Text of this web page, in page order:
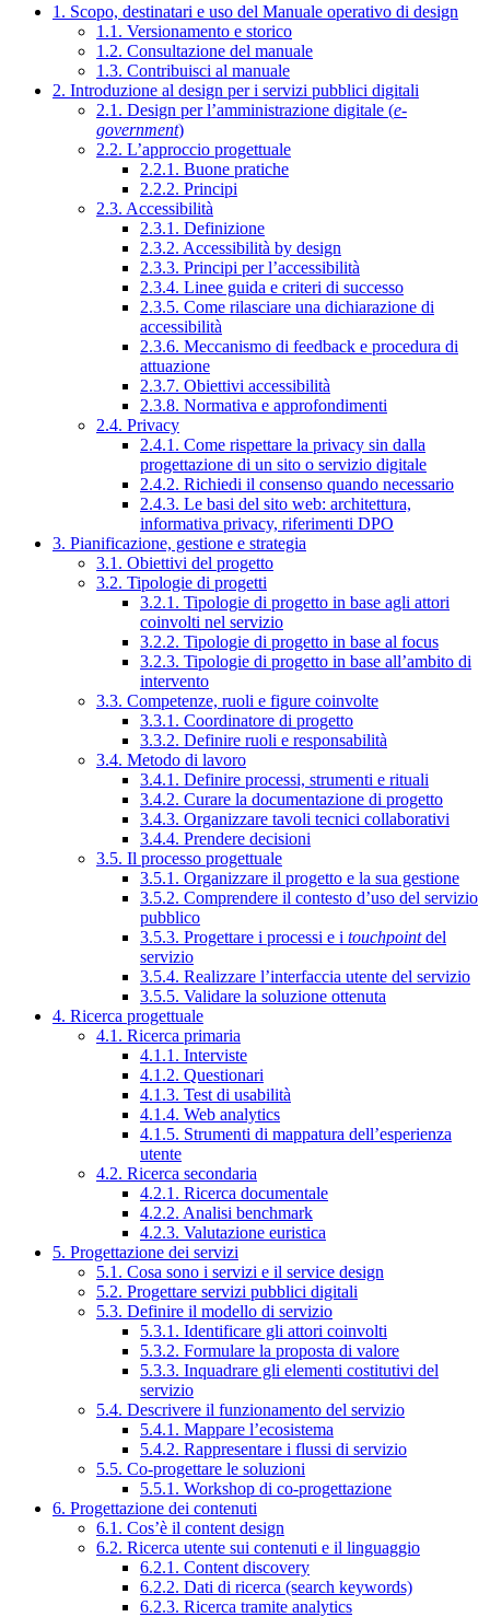
1. Scopo, destinatari e uso del Manuale operativo di design
1.1. Versionamento e storico
1.2. Consultazione del manuale
1.3. Contribuisci al manuale
2. Introduzione al design per i servizi pubblici digitali
2.1. Design per l’amministrazione digitale (e-
government)
2.2. L’approccio progettuale
2.2.1. Buone pratiche
2.2.2. Principi
2.3. Accessibilità
2.3.1. Definizione
2.3.2. Accessibilità by design
2.3.3. Principi per l’accessibilità
2.3.4. Linee guida e criteri di successo
2.3.5. Come rilasciare una dichiarazione di
accessibilità
2.3.6. Meccanismo di feedback e procedura di
attuazione
2.3.7. Obiettivi accessibilità
2.3.8. Normativa e approfondimenti
2.4. Privacy
2.4.1. Come rispettare la privacy sin dalla
progettazione di un sito o servizio digitale
2.4.2. Richiedi il consenso quando necessario
2.4.3. Le basi del sito web: architettura,
informativa privacy, riferimenti DPO
3. Pianificazione, gestione e strategia
3.1. Obiettivi del progetto
3.2. Tipologie di progetti
3.2.1. Tipologie di progetto in base agli attori
coinvolti nel servizio
3.2.2. Tipologie di progetto in base al focus
3.2.3. Tipologie di progetto in base all’ambito di
intervento
3.3. Competenze, ruoli e figure coinvolte
3.3.1. Coordinatore di progetto
3.3.2. Definire ruoli e responsabilità
3.4. Metodo di lavoro
3.4.1. Definire processi, strumenti e rituali
3.4.2. Curare la documentazione di progetto
3.4.3. Organizzare tavoli tecnici collaborativi
3.4.4. Prendere decisioni
3.5. Il processo progettuale
3.5.1. Organizzare il progetto e la sua gestione
3.5.2. Comprendere il contesto d’uso del servizio
pubblico
3.5.3. Progettare i processi e i touchpointdel
servizio
3.5.4. Realizzare l’interfaccia utente del servizio
3.5.5. Validare la soluzione ottenuta
4. Ricerca progettuale
4.1. Ricerca primaria
4.1.1. Interviste
4.1.2. Questionari
4.1.3. Test di usabilità
4.1.4. Web analytics
4.1.5. Strumenti di mappatura dell’esperienza
utente
4.2. Ricerca secondaria
4.2.1. Ricerca documentale
4.2.2. Analisi benchmark
4.2.3. Valutazione euristica
5. Progettazione dei servizi
5.1. Cosa sono i servizi e il service design
5.2. Progettare servizi pubblici digitali
5.3. Definire il modello di servizio
5.3.1. Identificare gli attori coinvolti
5.3.2. Formulare la proposta di valore
5.3.3. Inquadrare gli elementi costitutivi del
servizio
5.4. Descrivere il funzionamento del servizio
5.4.1. Mappare l’ecosistema
5.4.2. Rappresentare i flussi di servizio
5.5. Co-progettare le soluzioni
5.5.1. Workshop di co-progettazione
6. Progettazione dei contenuti
6.1. Cos’è il content design
6.2. Ricerca utente sui contenuti e il linguaggio
6.2.1. Content discovery
6.2.2. Dati di ricerca (search keywords)
6.2.3. Ricerca tramite analytics